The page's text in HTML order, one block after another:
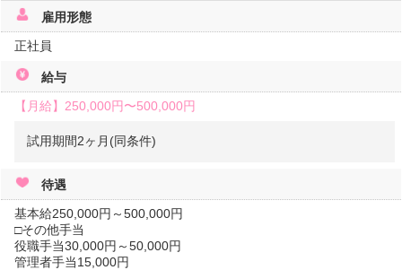
雇用形態
正社員
給与
【月給】 250,000円〜500,000円
試用期間2ヶ月(同条件)
待遇
基本給250,000円～500,000円
□その他手当
役職手当30,000円～50,000円
管理者手当15,000円